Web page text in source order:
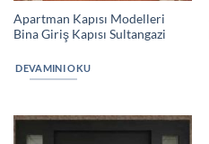
Apartman Kapısı Modelleri
Bina Giriş Kapısı Sultangazi
DEVAMINI OKU